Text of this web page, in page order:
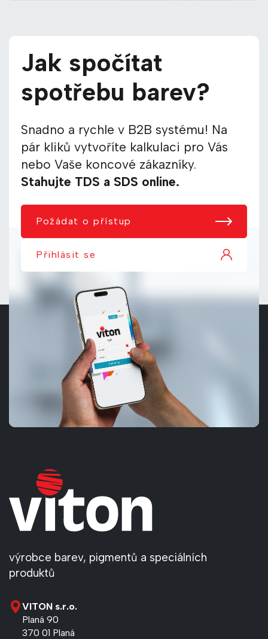
Jak spočítat
spotřebu barev?
Snadno a rychle v B2B systému! Na
pár kliků vytvoříte kalkulaci pro Vás
nebo Vaše koncové zákazníky.
Stahujte TDS a SDS online.
Požádat o přístup
Přihlásit se
výrobce barev, pigmentů a speciálních
produktů
VITON s.r.o.
Planá 90
370 01 Planá